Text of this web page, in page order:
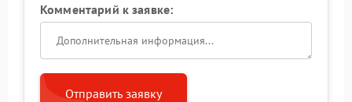
Комментарий к заявке:
Отправить заявку